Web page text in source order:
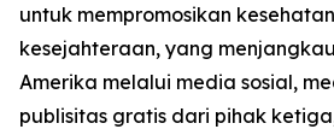
untuk mempromosikan
kesejahteraan, yang
Amerika melalui media sosial,
publisitas gratis dari pihak